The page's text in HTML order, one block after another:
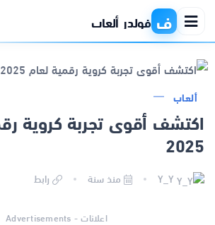
ف فولدر ألعاب
الرئيسية
التطبيقات
الألعاب
ألعاب
اكتشف أقوى تجربة كروية
2025
منذ سنة رابط
اعلانات - Advertisements